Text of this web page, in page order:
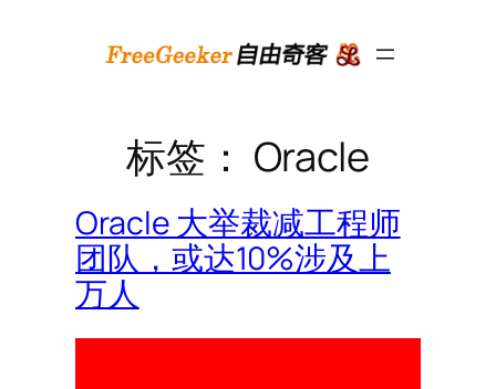
标签： Oracle
Oracle 大举裁减工程师
团队，或达10%涉及上
万人